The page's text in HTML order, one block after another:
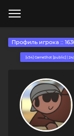
Профиль игрока ::